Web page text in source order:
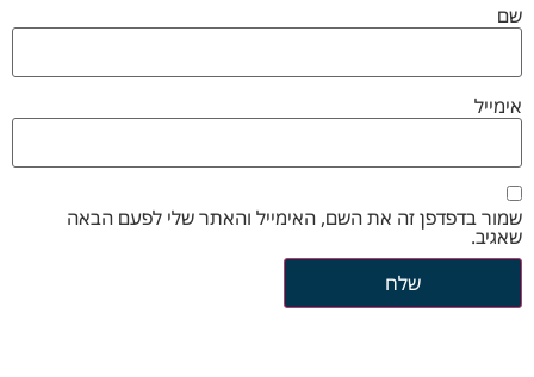
שם
אימייל
שמור בדפדפן זה את השם, האימייל והאתר שלי לפעם הבאה
שאגיב.